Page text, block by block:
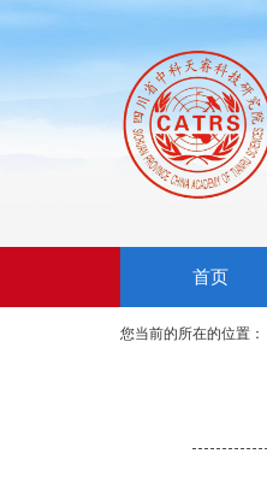
首页
您当前的所在的位置：